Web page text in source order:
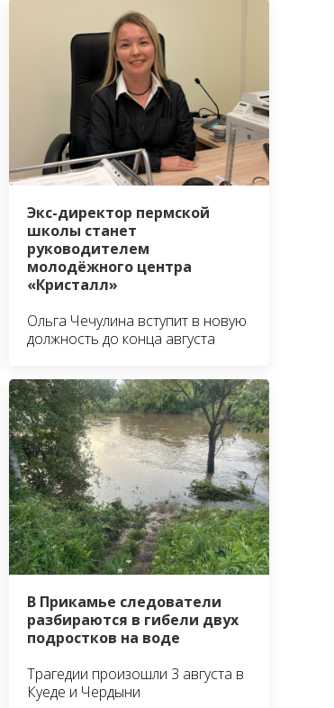
Экс-директор пермской
школы станет
руководителем
молодёжного центра
«Кристалл»
Ольга Чечулина вступит в новую
должность до конца августа
В Прикамье следователи
разбираются в гибели двух
подростков на воде
Трагедии произошли 3 августа в
Куеде и Чердыни